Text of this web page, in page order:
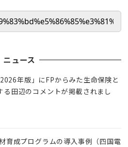
ニュース
年版」にFPからみた生命保険と
田辺のコメントが掲載されまし
育成プログラムの導入事例（四国電